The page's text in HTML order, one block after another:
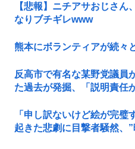
【悲報】ニチアサおじさ
なりブチギレwww
熊本にボランティアが続
反高市で有名な某野党議員
た過去が発掘、「説明責任
「申し訳ないけど絵が完
起きた悲劇に目撃者騒然、